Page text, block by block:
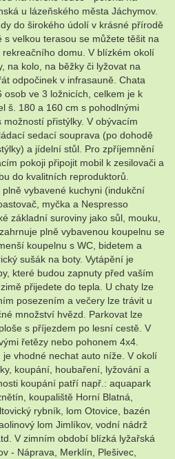
u lázeňského města Jáchymov.
do širokého údolí v krásné přírodě
s velkou terasou se můžete těšit na
domu. V blízkém okolí
na kolo, na běžky či lyžovat na
odpočinek v infrasauně. Chata
osob ve 3 ložnicích, celkem je k
š. 180 a 160 cm s pohodlnými
přistýlky. V obývacím
sedací souprava (po dohodě
a jídelní stůl. Pro zpříjemnění
pokoji připojit mobil k zesilovači a
do kvalitních reproduktorů.
vybavené kuchyni (indukční
myčka a Nespresso
základní suroviny jako sůl, mouku,
plně vybavenou koupelnu se
koupelnu s WC, bidetem a
sušák na boty. Vytápění je
které budou zapnuty před vaším
přijedete do tepla. U chaty lze
posezením a večery lze trávit u
množství hvězd. Parkovat lze
s příjezdem po lesní cestě. V
řetězy nebo pohonem 4x4.
vhodné nechat auto níže. V okolí
koupání, houbaření, lyžování a
koupání patří např.: aquapark
koupaliště Horní Blatná,
rybník, lom Otovice, bazén
lom Jimlíkov, vodní nádrž
V zimním období blízká lyžařská
- Náprava, Merklín, Plešivec,